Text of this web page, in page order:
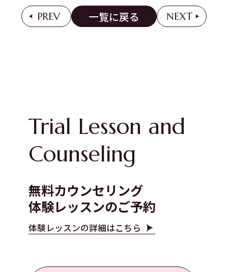
PREV 一覧に戻る NEXT
Trial Lesson and
Counseling
無料カウンセリング
体験レッスンのご予約
体験レッスンの詳細はこちら